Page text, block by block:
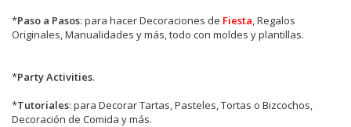
*Paso a Pasos: para hacer Decoraciones de Fiesta, Regalos
Originales, Manualidades y más, todo con moldes y plantillas.
*Party Activities.
*Tutoriales: para Decorar Tartas, Pasteles, Tortas o Bizcochos,
Decoración de Comida y más.